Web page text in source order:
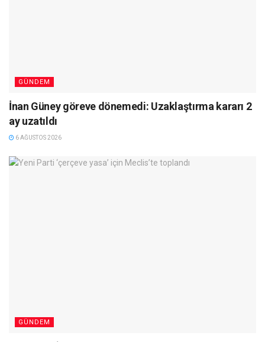
GÜNDEM
İnan Güney göreve dönemedi: Uzaklaştırma kararı 2
ay uzatıldı
6 AĞUSTOS 2026
GÜNDEM